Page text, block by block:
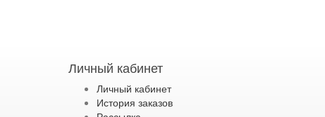
Личный кабинет
Личный кабинет
История заказов